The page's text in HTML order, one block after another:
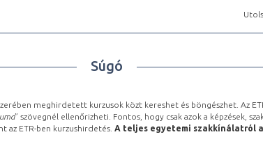
Súgó
meghirdetett kurzusok közt kereshet és böngészhet. Az
” szövegnél ellenőrizheti. Fontos, hogy csak azok a képzések,
az ETR-ben kurzushirdetés. A teljes egyetemi szakkínálatról a